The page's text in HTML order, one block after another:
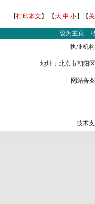
【打印本文 】 【大 中 小】【
设为主页
执业机
地址：北京市朝阳
网站备
技术